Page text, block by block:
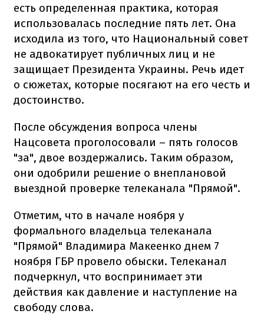
есть определенная практика, которая
использовалась последние пять лет. Она
исходила из того, что Национальный совет
не адвокатирует публичных лиц и не
защищает Президента Украины. Речь идет
о сюжетах, которые посягают на его честь и
достоинство.
После обсуждения вопроса члены
Нацсовета проголосовали – пять голосов
"за", двое воздержались. Таким образом,
они одобрили решение о внеплановой
выездной проверке телеканала "Прямой".
Отметим, что в начале ноября у
формального владельца телеканала
"Прямой" Владимира Макеенко днем 7
ноября ГБР провело обыски. Телеканал
подчеркнул, что воспринимает эти
действия как давление и наступление на
свободу слова.